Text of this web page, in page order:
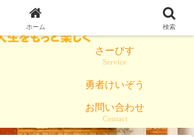
さーびす
Service
勇者けいぞう
お問い合わせ
Contact
ホーム 検索